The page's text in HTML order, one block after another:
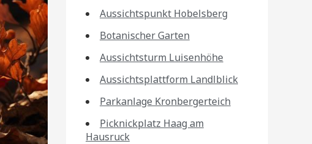
Aussichtspunkt Hobelsberg
Botanischer Garten
Aussichtsturm Luisenhöhe
Aussichtsplattform Landlblick
Parkanlage Kronbergerteich
Picknickplatz Haag am
Hausruck